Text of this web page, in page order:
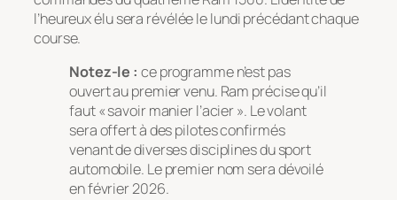
l’heureux élu sera révélée le lundi précédant chaque
course.
Notez-le : ce programme n’est pas
ouvert au premier venu. Ram précise qu’il
faut « savoir manier l’acier ». Le volant
sera offert à des pilotes confirmés
venant de diverses disciplines du sport
automobile. Le premier nom sera dévoilé
en février 2026.